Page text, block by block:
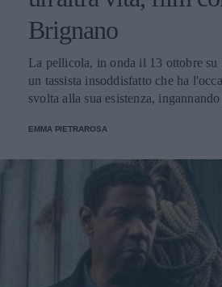
Brignano
La pellicola, in onda il 13 ottobre su
un tassista insoddisfatto che ha
svolta alla sua esistenza,
EMMA PIETRAROSA